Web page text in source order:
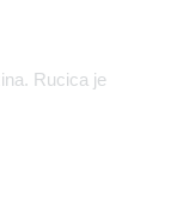
Rucica je